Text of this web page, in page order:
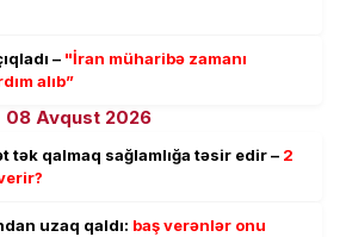
– "İran müharibə zamanı
alıb”
08 Avqust 2026
tək qalmaq sağlamlığa təsir edir – 2
uzaq qaldı: baş verənlər onu